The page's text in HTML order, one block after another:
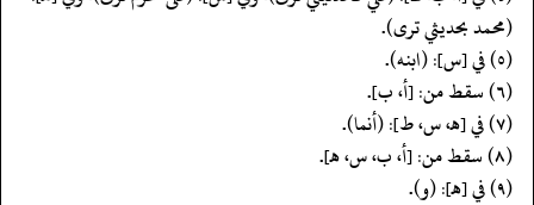
(محمد بحديثي ترى).
(٥) في [س]: (ابنه).
(٦) سقط من: [أ، ب].
(٧) في [هـ، س، ط]: (أنما).
(٨) سقط من: [أ، ب، س، هـ].
(٩) في [هـ]: (و).